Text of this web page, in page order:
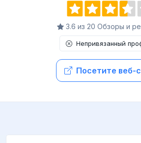
3.6 из 20 Обзоры и
Непривязанный
Посетите веб-